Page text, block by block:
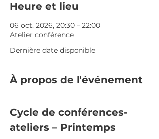
Heure et lieu
06 oct. 2026, 20:30 – 22:00
Atelier conférence
Dernière date disponible
À propos de l'événement
Cycle de conférences-
ateliers – Printemps